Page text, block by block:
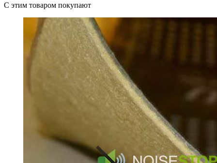
C этим товаром покупают